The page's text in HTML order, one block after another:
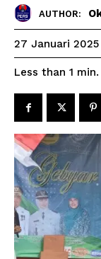
AUTHOR:
27 Januari 2025
Less than 1 min.